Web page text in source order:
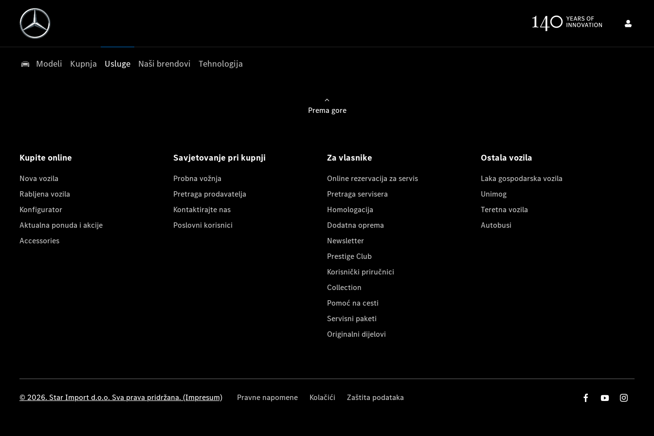
Modeli Kupnja Usluge Naši brendovi Tehnologija
Prema gore
Kupite online
Nova vozila
Rabljena vozila
Konfigurator
Aktualna ponuda i akcije
Accessories
Savjetovanje pri kupnji
Probna vožnja
Pretraga prodavatelja
Kontaktirajte nas
Poslovni korisnici
Za vlasnike
Online rezervacija za servis
Pretraga servisera
Homologacija
Dodatna oprema
Newsletter
Prestige Club
Korisnički priručnici
Collection
Pomoć na cesti
Servisni paketi
Originalni dijelovi
Ostala vozila
Laka gospodarska vozila
Unimog
Teretna vozila
Autobusi
© 2026. Star Import d.o.o. Sva prava pridržana. (Impresum) Pravne napomene Kolačići Zaštita podataka